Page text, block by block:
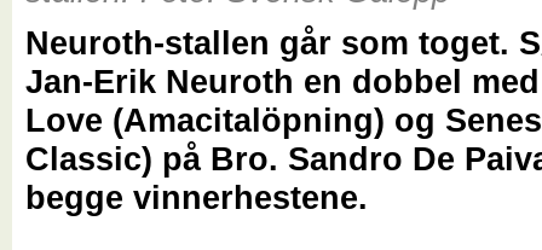
Neuroth-stallen går som toget.
Jan-Erik Neuroth en dobbel
Love (Amacitalöpning) og
Classic) på Bro. Sandro De
begge vinnerhestene.